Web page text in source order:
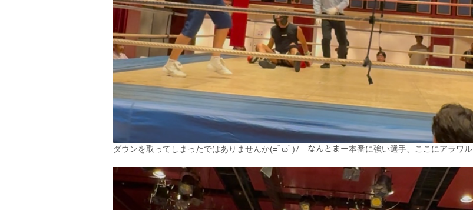
ダウンを取ってしまったではありませんか(=ﾟωﾟ)ﾉ なんとまー本番に強い選手、ここにアラワル